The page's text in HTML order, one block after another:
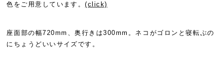
色をご用意しています。(click)
座面部の幅720mm、奥行きは300mm。ネコがゴロンと寝転ぶの
にちょうどいいサイズです。